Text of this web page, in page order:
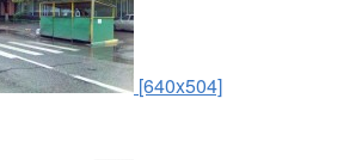
[640x504]